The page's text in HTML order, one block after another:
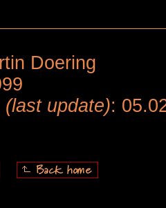
Doering
(last update):